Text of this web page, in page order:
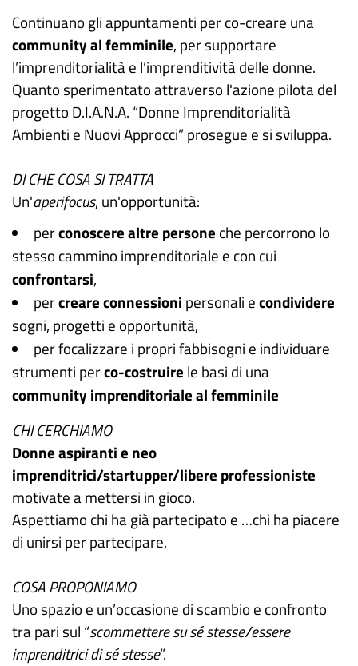
Continuano gli appuntamenti per co-creare una
communityal femminile, per supportare
l’imprenditorialità e l’imprenditività delle donne.
Quanto sperimentato attraverso l'azione pilota del
progetto D.I.A.N.A. “Donne Imprenditorialità
Ambienti e Nuovi Approcci” prosegue e si sviluppa.
DI CHE COSA SI TRATTA
Un'aperifocus, un'opportunità:
perconoscere altre persone che percorrono lo
stesso cammino imprenditoriale e con cui
confrontarsi,
percreare connessioni personali econdividere
sogni, progetti e opportunità,
per focalizzare i propri fabbisogni e individuare
strumenti perco-costruire le basi di una
community imprenditorialeal femminile
CHI CERCHIAMO
Donne aspiranti e neo
imprenditrici/startupper/libere professioniste
motivate a mettersi in gioco.
Aspettiamo chi ha già partecipato e …chi ha piacere
di unirsi per partecipare.
COSA PROPONIAMO
Uno spazio e un’occasione di scambio e confronto
tra pari sul “scommettere su sé stesse/essere
imprenditrici di sé stesse”.